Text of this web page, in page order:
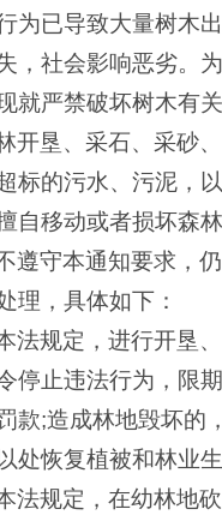
为已导致大量树木
，社会影响恶劣。
就严禁破坏树木有
开垦、采石、采砂
标的污水、污泥，
自移动或者损坏森
遵守本通知要求，
理，具体如下：
法规定，进行开垦
停止违法行为，限
款;造成林地毁坏的
处恢复植被和林业
法规定，在幼林地